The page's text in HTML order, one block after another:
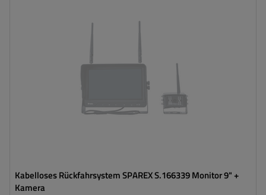
Kabelloses Rückfahrsystem SPAREX S.166339 Monitor 9" +
Kamera